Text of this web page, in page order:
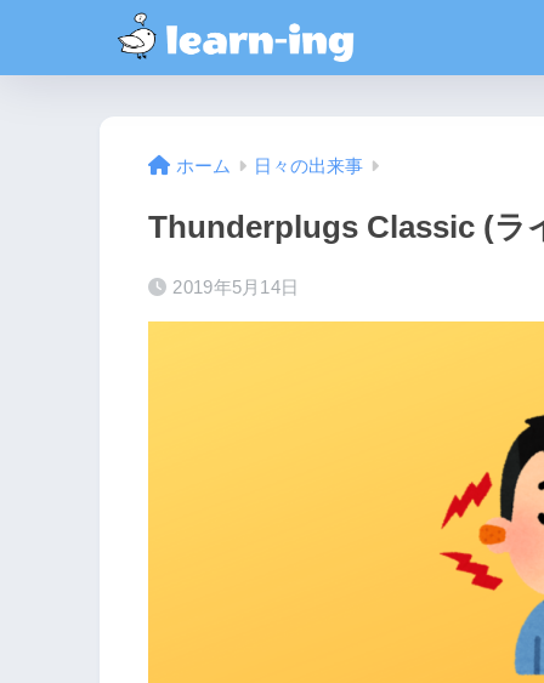
ホーム 日々の出来事
Thunderplugs Classic (ラ
2019年5月14日